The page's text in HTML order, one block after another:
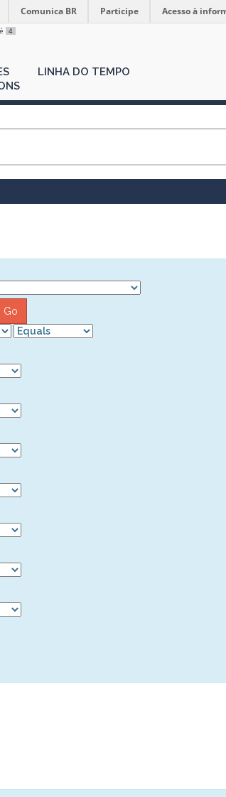
Comunica BR Participe Acesso à
4
LINHA DO TEMPO